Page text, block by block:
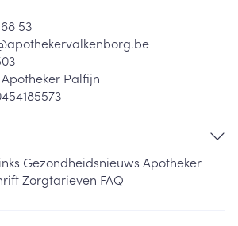
68 53
apothekervalkenborg.be
Apotheker Palfijn
Gezondheidsnieuws Apotheker
Zorgtarieven FAQ